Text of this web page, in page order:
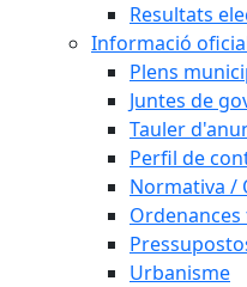
Resultats
Informació
Plens
Juntes de
Tauler
Perfil de
Normativa /
Ordenances
Urbanisme